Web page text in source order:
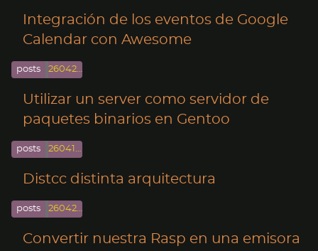
Integración de los eventos de Google
Calendar con Awesome
posts 260427-04-264
Utilizar un server como servidor de
paquetes binarios en Gentoo
posts 260416-04-264
Distcc distinta arquitectura
posts 26042-04-264
Convertir nuestra Rasp en una emisora